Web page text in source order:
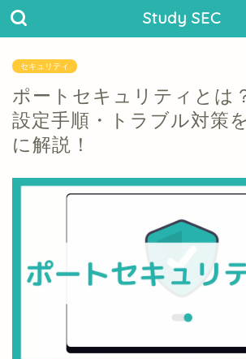
Study SEC
セキュリティ
ポートセキュリティとは
設定手順・トラブル対策
に解説！